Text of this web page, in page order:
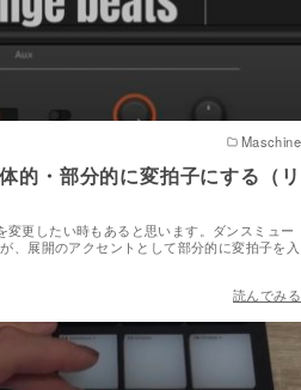
Maschine
的・部分的に変拍子にする（リ
更したい時もあると思います。ダンスミュー
、展開のアクセントとして部分的に変拍子を入
読んでみる